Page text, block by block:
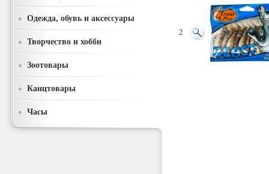
Одежда, обувь и аксессуары
Творчество и хобби
Зоотовары
Канцтовары
Часы
2